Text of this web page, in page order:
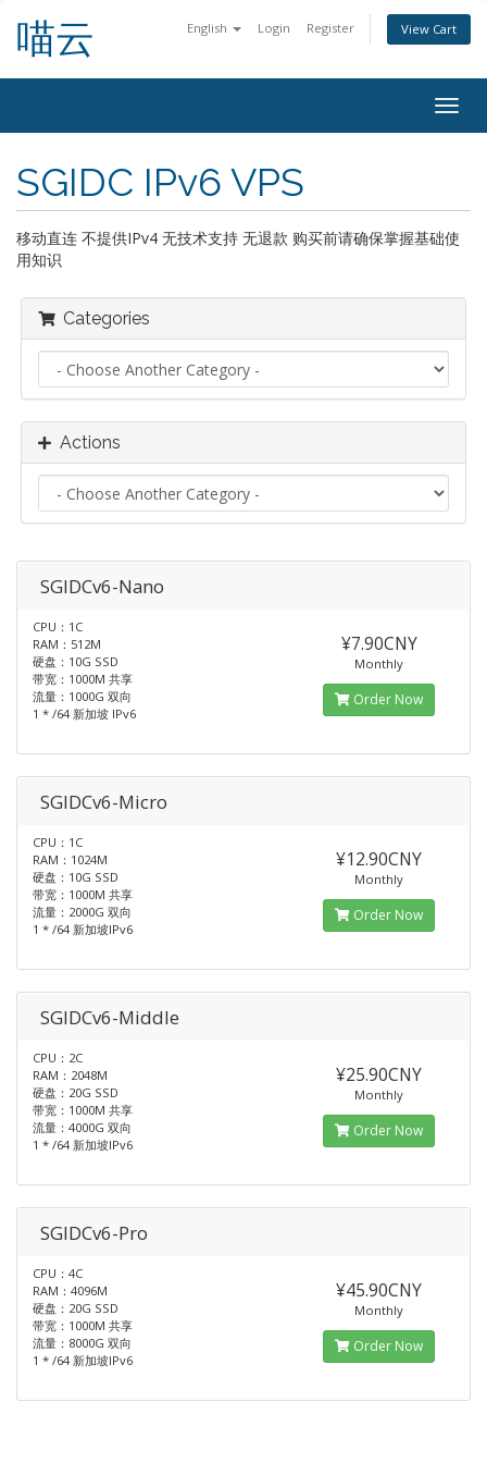
English Login Register View Cart
喵云
SGIDC IPv6 VPS
移动直连 不提供IPv4 无技术支持 无退款 购买前请确保掌握基础使
用知识
Categories
Actions
SGIDCv6-Nano
CPU：1C
RAM：512M
硬盘：10G SSD
带宽：1000M 共享
流量：1000G 双向
1 * /64 新加坡 IPv6
¥7.90CNY
Monthly
Order Now
SGIDCv6-Micro
CPU：1C
RAM：1024M
硬盘：10G SSD
带宽：1000M 共享
流量：2000G 双向
1 * /64 新加坡IPv6
¥12.90CNY
Monthly
Order Now
SGIDCv6-Middle
CPU：2C
RAM：2048M
硬盘：20G SSD
带宽：1000M 共享
流量：4000G 双向
1 * /64 新加坡IPv6
¥25.90CNY
Monthly
Order Now
SGIDCv6-Pro
CPU：4C
RAM：4096M
硬盘：20G SSD
带宽：1000M 共享
流量：8000G 双向
1 * /64 新加坡IPv6
¥45.90CNY
Monthly
Order Now